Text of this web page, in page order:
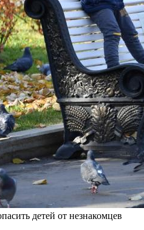
детей от незнакомцев